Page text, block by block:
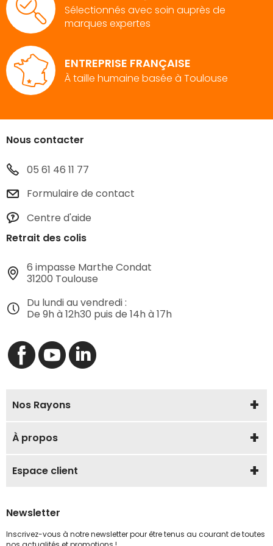
Sélectionnés avec soin auprès de
marques expertes
ENTREPRISE FRANÇAISE
À taille humaine basée à Toulouse
Nous contacter
05 61 46 11 77
Formulaire de contact
Centre d'aide
Retrait des colis
6 impasse Marthe Condat
31200 Toulouse
Du lundi au vendredi :
De 9h à 12h30 puis de 14h à 17h
Nos Rayons
À propos
Espace client
Newsletter
Inscrivez-vous à notre newsletter pour être tenus au courant de toutes